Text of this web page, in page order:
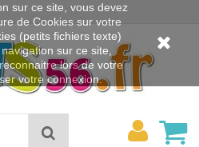
Rechercher
Mon
sur ce site, vous devez
de Cookies sur votre
(petits fichiers texte)
sur ce site,
lors de votre
votre connexion.